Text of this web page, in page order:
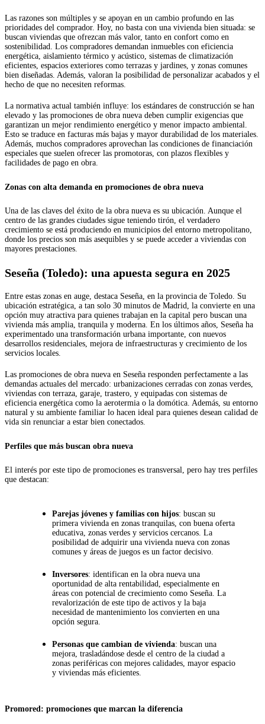
Las razones son múltiples y se apoyan en un cambio profundo en las
prioridades del comprador. Hoy, no basta con una vivienda bien situada: se
buscan viviendas que ofrezcan más valor, tanto en confort como en
sostenibilidad. Los compradores demandan inmuebles con eficiencia
energética, aislamiento térmico y acústico, sistemas de climatización
eficientes, espacios exteriores como terrazas y jardines, y zonas comunes
bien diseñadas. Además, valoran la posibilidad de personalizar acabados y el
hecho de que no necesiten reformas.
La normativa actual también influye: los estándares de construcción se han
elevado y las promociones de obra nueva deben cumplir exigencias que
garantizan un mejor rendimiento energético y menor impacto ambiental.
Esto se traduce en facturas más bajas y mayor durabilidad de los materiales.
Además, muchos compradores aprovechan las condiciones de financiación
especiales que suelen ofrecer las promotoras, con plazos flexibles y
facilidades de pago en obra.
Zonas con alta demanda en promociones de obra nueva
Una de las claves del éxito de la obra nueva es su ubicación. Aunque el
centro de las grandes ciudades sigue teniendo tirón, el verdadero
crecimiento se está produciendo en municipios del entorno metropolitano,
donde los precios son más asequibles y se puede acceder a viviendas con
mayores prestaciones.
Seseña (Toledo): una apuesta segura en 2025
Entre estas zonas en auge, destaca Seseña, en la provincia de Toledo. Su
ubicación estratégica, a tan solo 30 minutos de Madrid, la convierte en una
opción muy atractiva para quienes trabajan en la capital pero buscan una
vivienda más amplia, tranquila y moderna. En los últimos años, Seseña ha
experimentado una transformación urbana importante, con nuevos
desarrollos residenciales, mejora de infraestructuras y crecimiento de los
servicios locales.
Las promociones de obra nueva en Seseña responden perfectamente a las
demandas actuales del mercado: urbanizaciones cerradas con zonas verdes,
viviendas con terraza, garaje, trastero, y equipadas con sistemas de
eficiencia energética como la aerotermia o la domótica. Además, su entorno
natural y su ambiente familiar lo hacen ideal para quienes desean calidad de
vida sin renunciar a estar bien conectados.
Perfiles que más buscan obra nueva
El interés por este tipo de promociones es transversal, pero hay tres perfiles
que destacan:
Parejas jóvenes y familias con hijos: buscan su
primera vivienda en zonas tranquilas, con buena oferta
educativa, zonas verdes y servicios cercanos. La
posibilidad de adquirir una vivienda nueva con zonas
comunes y áreas de juegos es un factor decisivo.
Inversores: identifican en la obra nueva una
oportunidad de alta rentabilidad, especialmente en
áreas con potencial de crecimiento como Seseña. La
revalorización de este tipo de activos y la baja
necesidad de mantenimiento los convierten en una
opción segura.
Personas que cambian de vivienda: buscan una
mejora, trasladándose desde el centro de la ciudad a
zonas periféricas con mejores calidades, mayor espacio
y viviendas más eficientes.
Promored: promociones que marcan la diferencia